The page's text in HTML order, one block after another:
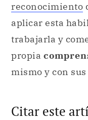
reconocimiento
aplicar esta
trabajarla y
propia
mismo y con
Citar este